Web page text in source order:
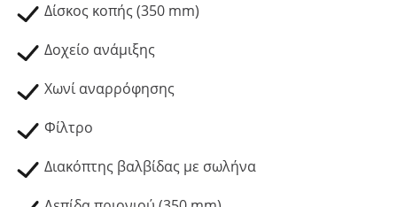
Δίσκος κοπής (350 mm)
Δοχείο ανάμιξης
Χωνί αναρρόφησης
Φίλτρο
Διακόπτης βαλβίδας με σωλήνα